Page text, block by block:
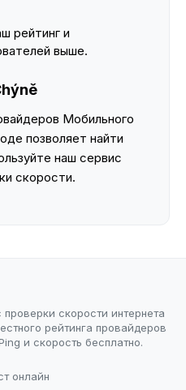
рейтинг и
выше.
Мобильного
позволяет найти
наш сервис
скорости.
скорости интернета
рейтинга провайдеров
и скорость бесплатно.
онлайн